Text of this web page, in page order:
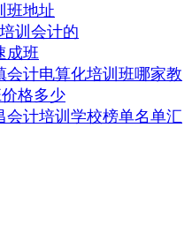
班地址
训会计的
成班
会计电算化培训班哪家教
格多少
会计培训学校榜单名单汇